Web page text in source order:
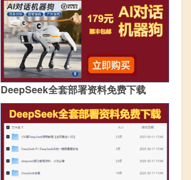
DeepSeek全套部署资料免费下载